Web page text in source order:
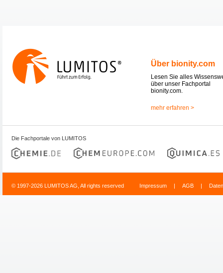
Über bionity.com
Lesen Sie alles
über unser Fachportal
bionity.com.
mehr erfahren >
Die Fachportale von LUMITOS
© 1997-2026 LUMITOS AG, All rights reserved Impressum | AGB |